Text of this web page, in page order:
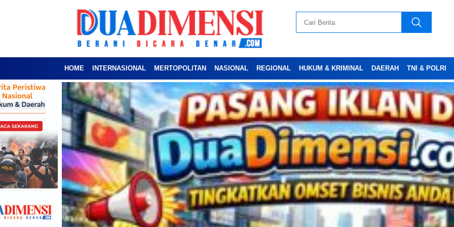
HOME INTERNASIONAL MERTOPOLITAN NASIONAL REGIONAL HUKUM & KRIMINAL DAERAH TNI & POLRI
Advertesment